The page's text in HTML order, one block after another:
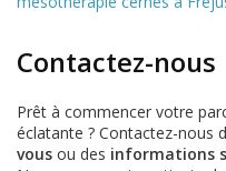
Contactez-nous
Prêt à commencer votre
éclatante ? Contactez-nous
vous ou des informations